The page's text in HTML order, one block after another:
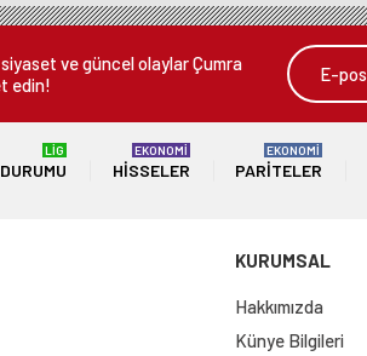
ve güncel olaylar Çumra
edin!
LİG
HISSELER
EKONOMİ
PARITELER
EKONOMİ
KURUMSAL
Hakkımızda
Künye Bilgileri